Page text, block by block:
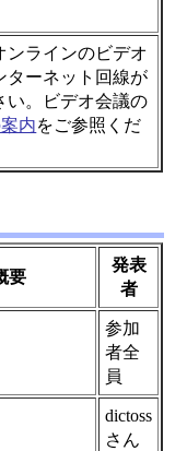
ンラインのビデオ
ターネット回線が
い。ビデオ会議の
内をご参照くだ
要
発表
者
参加
者全
員
dictoss
さん